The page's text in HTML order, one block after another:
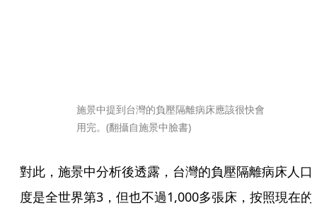
施景中提到台灣的負壓隔離病床應該很快會
用完。(翻攝自施景中臉書)
對此，施景中分析後透露，台灣的負壓隔離病床人口
度是全世界第3，但也不過1,000多張床，按照現在的